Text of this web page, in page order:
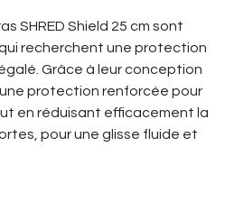
SHRED Shield 25 cm sont
recherchent une protection
Grâce à leur conception
protection renforcée pour
en réduisant efficacement la
pour une glisse fluide et